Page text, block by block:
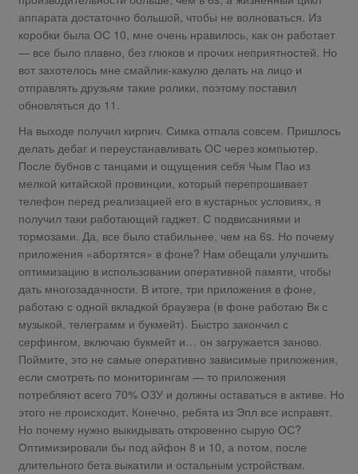
аппарата достаточно большой, чтобы не волноваться. Из
коробки была ОС 10, мне очень нравилось, как он работает
— все было плавно, без глюков и прочих неприятностей. Но
вот захотелось мне смайлик-какулю делать на лицо и
отправлять друзьям такие ролики, поэтому поставил
обновляться до 11.
На выходе получил кирпич. Симка отпала совсем. Пришлось
делать дебаг и переустанавливать ОС через компьютер.
После бубнов с танцами и ощущения себя Чым Пао из
мелкой китайской провинции, который перепрошивает
телефон перед реализацией его в кустарных условиях, я
получил таки работающий гаджет. С подвисаниями и
тормозами. Да, все было стабильнее, чем на 6s. Но почему
приложения «абортятся» в фоне? Нам обещали улучшить
оптимизацию в использовании оперативной памяти, чтобы
дать многозадачности. В итоге, три приложения в фоне,
работаю с одной вкладкой браузера (в фоне работаю Вк с
музыкой, телеграмм и букмейт). Быстро закончил с
серфингом, включаю букмейт и… он загружается заново.
Поймите, это не самые оперативно зависимые приложения,
если смотреть по мониторингам — то приложения
потребляют всего 70% ОЗУ и должны оставаться в активе. Но
этого не происходит. Конечно, ребята из Эпл все исправят.
Но почему нужно выкидывать откровенно сырую ОС?
Оптимизировали бы под айфон 8 и 10, а потом, после
длительного бета выкатили и остальным устройствам.